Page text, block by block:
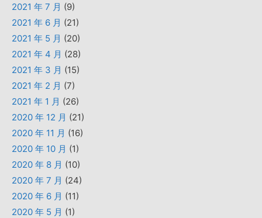
2021 年 7 月 (9)
2021 年 6 月 (21)
2021 年 5 月 (20)
2021 年 4 月 (28)
2021 年 3 月 (15)
2021 年 2 月 (7)
2021 年 1 月 (26)
2020 年 12 月 (21)
2020 年 11 月 (16)
2020 年 10 月 (1)
2020 年 8 月 (10)
2020 年 7 月 (24)
2020 年 6 月 (11)
2020 年 5 月 (1)